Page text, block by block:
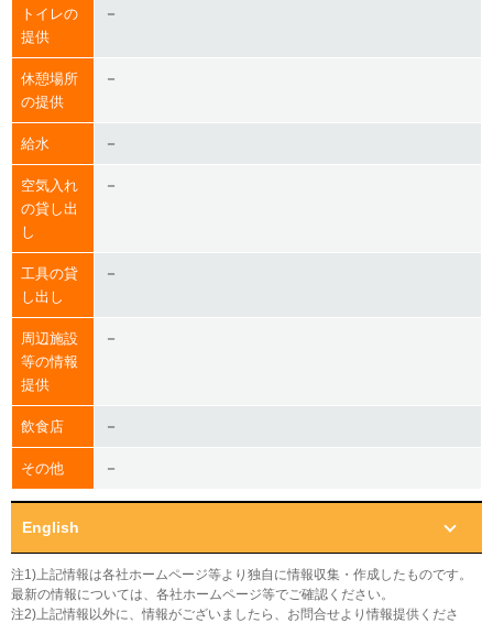
トイレの
提供
－
休憩場所
の提供
－
給水 －
空気入れ
の貸し出
し
－
工具の貸
し出し
－
周辺施設
等の情報
提供
－
飲食店 －
その他 －
English
注1)上記情報は各社ホームページ等より独自に情報収集・作成したものです。
最新の情報については、各社ホームページ等でご確認ください。
注2)上記情報以外に、情報がございましたら、お問合せより情報提供くださ